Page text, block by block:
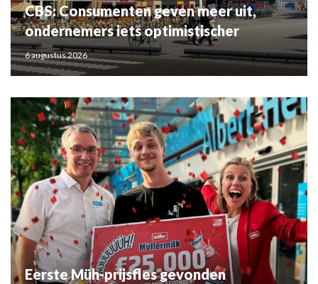
CBS: Consumenten geven meer uit,
ondernemers iets optimistischer
6 augustus 2026
Eerste Müh-prijsfles gevonden